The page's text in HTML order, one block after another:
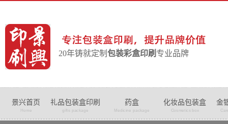
20年铸就定制 包装彩盒印刷 专业品牌
景兴首页
Home
礼品包装盒印刷
gifts package
药盒
Medicine package
化妆品包装盒
Cosmetics box
金